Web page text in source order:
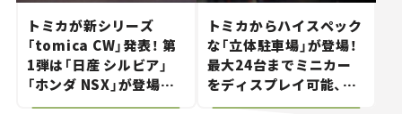
トミカが新シリーズ
「tomica CW」発表！ 第
1弾は「日産 シルビア」
「ホンダ NSX」が登場。
世界が注目す
トミカからハイスペック
な「立体駐車場」が登場！
最大24台までミニカー
をディスプレイ可能、特
別な「日産 GT-R